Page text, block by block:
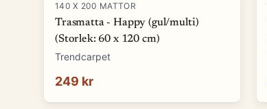
140 X 200 MATTOR
Trasmatta - Happy (gul/multi)
(Storlek: 60 x 120 cm)
Trendcarpet
249 kr